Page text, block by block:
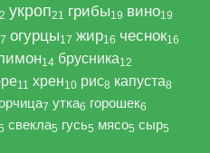
укроп21 грибы19 вино19
огурцы17 жир16 чеснок16
14 брусника12
11 хрен10 рис8 капуста8
7 утка6 горошек6
свекла5 гусь5 мясо5 сыр5